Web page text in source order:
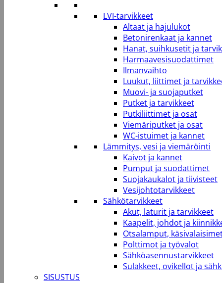
LVI-tarvikkeet
Altaat ja hajulukot
Betonirenkaat ja kannet
Hanat, suihkusetit ja
Harmaavesisuodattimet
Ilmanvaihto
Luukut, liittimet ja
Muovi- ja suojaputket
Putket ja tarvikkeet
Putkiliittimet ja osat
Viemäriputket ja osat
WC-istuimet ja kannet
Lämmitys, vesi ja viemäröinti
Kaivot ja kannet
Pumput ja suodattimet
Suojakaukalot ja tiivisteet
Vesijohtotarvikkeet
Sähkötarvikkeet
Akut, laturit ja tarvikkeet
Kaapelit, johdot ja
Otsalamput,
Polttimot ja työvalot
Sähköasennustarvikkeet
Sulakkeet, ovikellot ja
SISUSTUS